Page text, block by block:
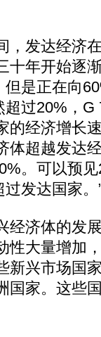
发达经济
十年开始逐
是正在向
过20%，G
的经济增长
体超越发达
。可以预
发达国家。
济体的发
性大量增加
新兴市场国
国家。这些